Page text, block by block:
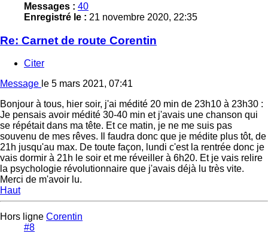
Messages : 40
Enregistré le : 21 novembre 2020, 22:35
Re: Carnet de route Corentin
Citer
Message le 5 mars 2021, 07:41
Bonjour à tous, hier soir, j'ai médité 20 min de 23h10 à 23h30 :
Je pensais avoir médité 30-40 min et j'avais une chanson qui
se répétait dans ma tête. Et ce matin, je ne me suis pas
souvenu de mes rêves. Il faudra donc que je médite plus tôt, de
21h jusqu'au max. De toute façon, lundi c'est la rentrée donc je
vais dormir à 21h le soir et me réveiller à 6h20. Et je vais relire
la psychologie révolutionnaire que j'avais déjà lu très vite.
Merci de m'avoir lu.
Haut
Hors ligne Corentin
#8